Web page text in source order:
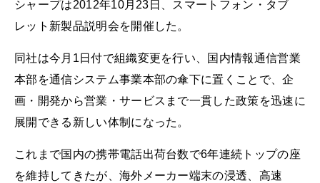
シャープは2012年10月23日、スマートフォン・タブ
レット新製品説明会を開催した。
同社は今月1日付で組織変更を行い、国内情報通信営業
本部を通信システム事業本部の傘下に置くことで、企
画・開発から営業・サービスまで一貫した政策を迅速に
展開できる新しい体制になった。
これまで国内の携帯電話出荷台数で6年連続トップの座
を維持してきたが、海外メーカー端末の浸透、高速